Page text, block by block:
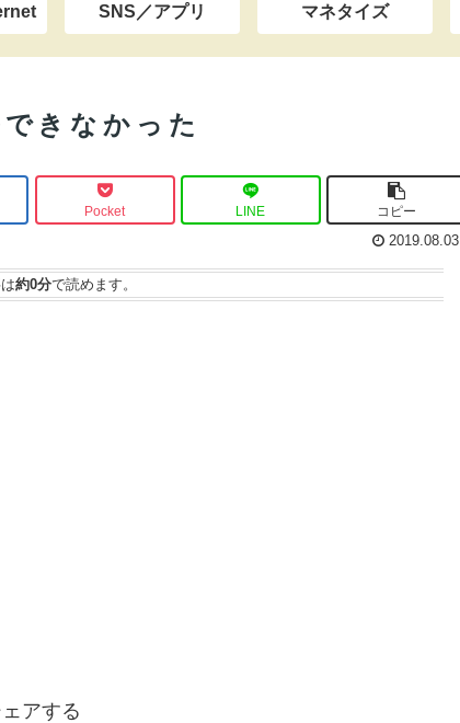
SNS／アプリ マネタイズ
きなかった
Pocket LINE
コピー
2019.08.03
約0分で読めます。
アする